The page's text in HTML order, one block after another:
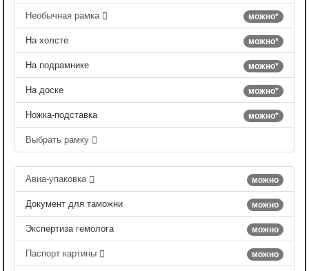
можно*
Необычная рамка
можно*
На холсте
можно*
На подрамнике
можно*
На доске
можно*
Ножка-подставка
Выбрать рамку
можно
Авиа-упаковка
можно
Документ для таможни
можно
Экспертиза гемолога
можно
Паспорт картины